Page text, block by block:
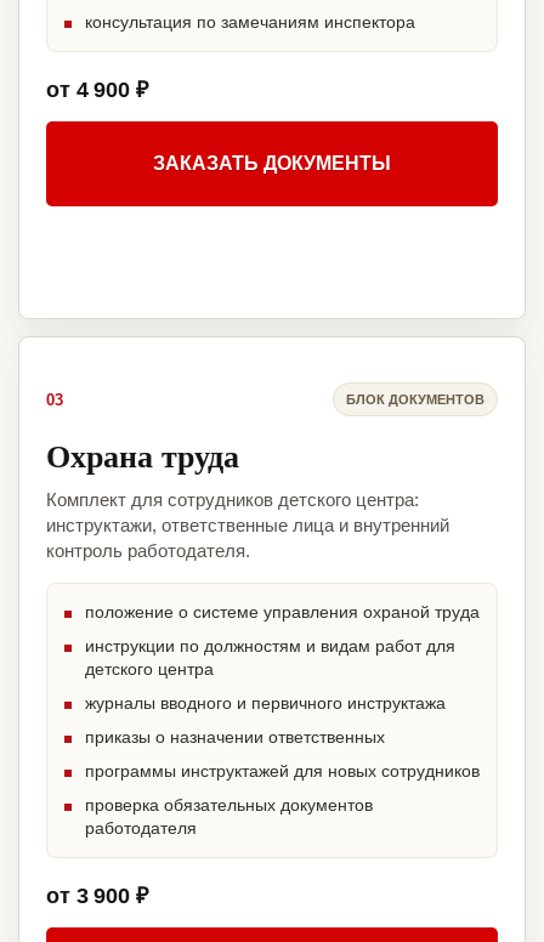
консультация по замечаниям инспектора
от 4 900 ₽
ЗАКАЗАТЬ ДОКУМЕНТЫ
03 БЛОК ДОКУМЕНТОВ
Охрана труда
Комплект для сотрудников детского центра:
инструктажи, ответственные лица и внутренний
контроль работодателя.
положение о системе управления охраной труда
инструкции по должностям и видам работ для
детского центра
журналы вводного и первичного инструктажа
приказы о назначении ответственных
программы инструктажей для новых сотрудников
проверка обязательных документов
работодателя
от 3 900 ₽